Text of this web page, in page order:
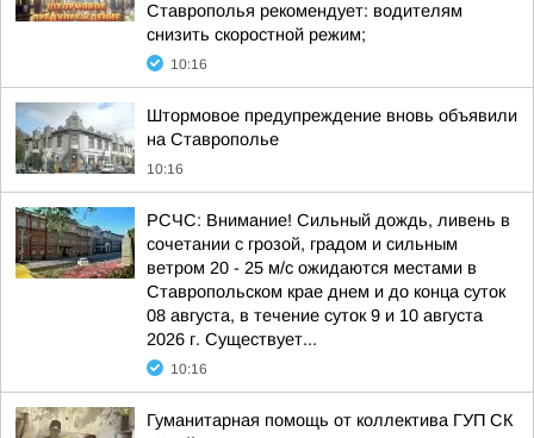
Ставрополья рекомендует: водителям
снизить скоростной режим;
10:16
Штормовое предупреждение вновь объявили
на Ставрополье
10:16
РСЧС: Внимание! Сильный дождь, ливень в
сочетании с грозой, градом и сильным
ветром 20 - 25 м/с ожидаются местами в
Ставропольском крае днем и до конца суток
08 августа, в течение суток 9 и 10 августа
2026 г. Существует...
10:16
Гуманитарная помощь от коллектива ГУП СК